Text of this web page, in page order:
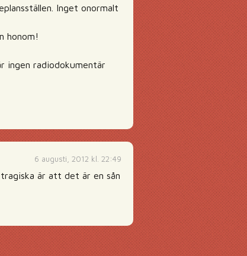
Inget onormalt
honom!
ingen radiodokumentär
6 augusti, 2012 kl. 22:49
är att det är en sån